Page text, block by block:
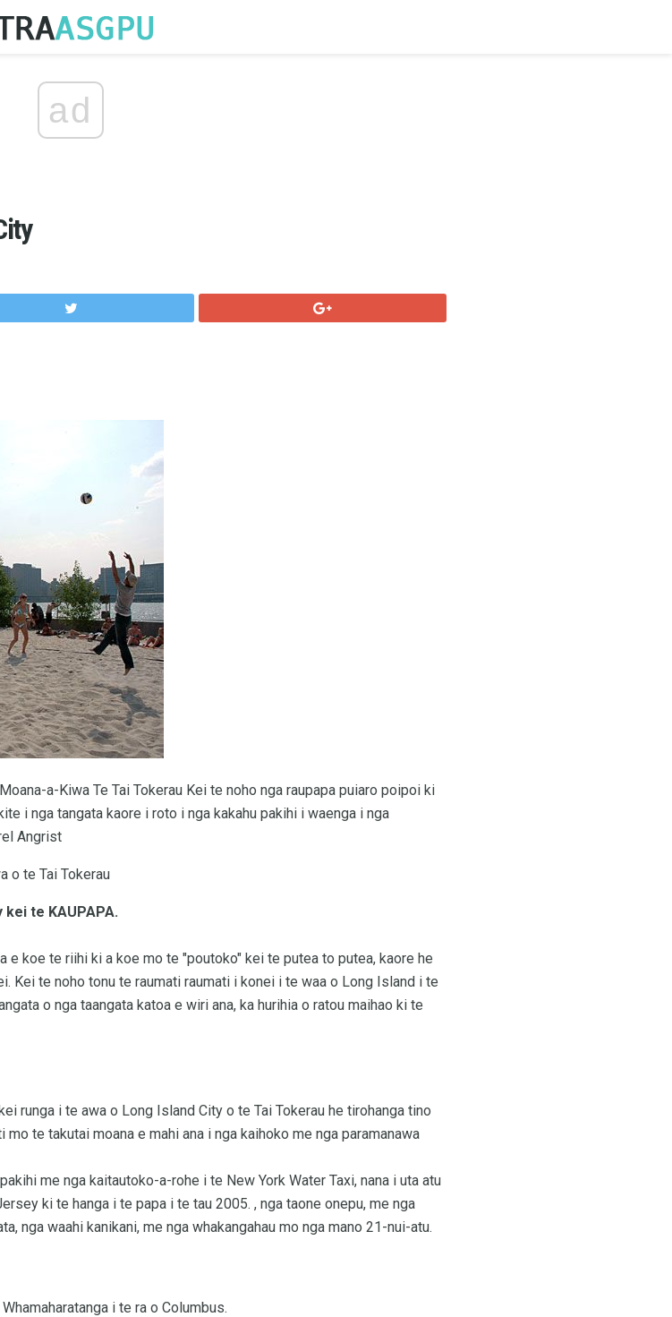
ad
a-Kiwa Te Tai Tokerau Kei te noho nga raupapa puiaro poipoi ki
i nga tangata kaore i roto i nga kakahu pakihi i waenga i nga
Angrist
o te Tai Tokerau
te KAUPAPA.
e koe te riihi ki a koe mo te "poutoko" kei te putea to putea, kaore he
Kei te noho tonu te raumati raumati i konei i te waa o Long Island i te
o nga taangata katoa e wiri ana, ka hurihia o ratou maihao ki te
runga i te awa o Long Island City o te Tai Tokerau he tirohanga tino
te takutai moana e mahi ana i nga kaihoko me nga paramanawa
me nga kaitautoko-a-rohe i te New York Water Taxi, nana i uta atu
ki te hanga i te papa i te tau 2005. , nga taone onepu, me nga
nga waahi kanikani, me nga whakangahau mo nga mano 21-nui-atu.
i te ra o Columbus.